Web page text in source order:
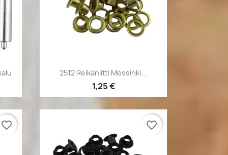
Pikakatselu
2512 Reikäniitti Messinki...
1,25 €
favorite_border favorite_border